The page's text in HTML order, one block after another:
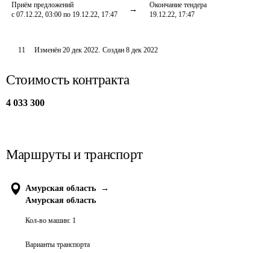
Приём предложений
с 07.12.22, 03:00 по 19.12.22, 17:47
Окончание тендера
19.12.22, 17:47
11 Изменён20 дек 2022. Создан 8 дек 2022
Стоимость контракта
4 033 300
Маршруты и транспорт
Амурская область
→
Амурская область
Кол-во машин: 1
Варианты транспорта